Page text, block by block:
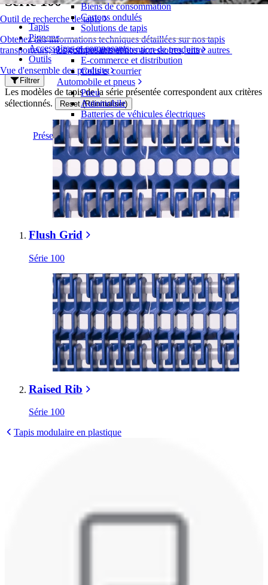
Outil de recherche de tapis
Obtenez des informations techniques détaillées sur nos tapis
transporteurs, nos composants et nos accessoires, entre autres
Vue d'ensemble des produits
Biens de consommation
Cartons ondulés
Solutions de tapis
Logistique et manutention de produits
E-commerce et distribution
Colis et courrier
Automobile et pneus
Pneu
Automobile
Batteries de véhicules électriques
Industriel
Présentation des industries
Tapis
Pignons
Accessoires et composants
Outils
Filtrer
Les modèles de tapis de la série présentée correspondent aux critères
sélectionnés.
Reset (Réinitialiser)
Flush Grid
Série 100
Raised Rib
Série 100
Tapis modulaire en plastique